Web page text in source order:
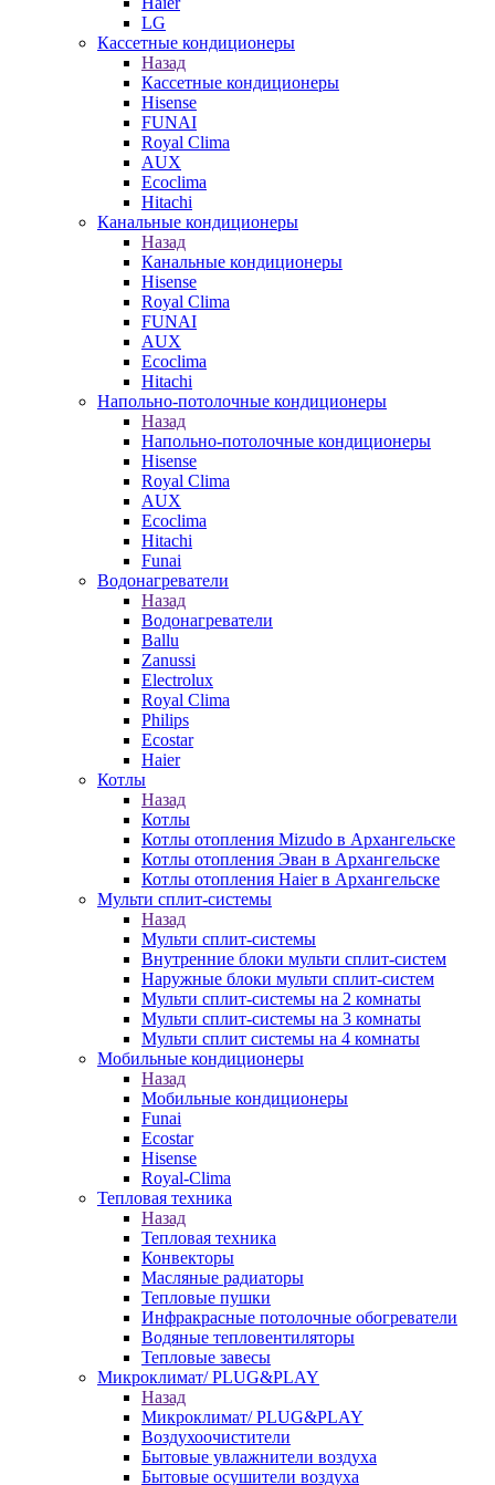
LG
Кассетные кондиционеры
Назад
Кассетные кондиционеры
Hisense
FUNAI
Royal Clima
AUX
Ecoclima
Hitachi
Канальные кондиционеры
Назад
Канальные кондиционеры
Hisense
Royal Clima
FUNAI
AUX
Ecoclima
Hitachi
Напольно-потолочные кондиционеры
Назад
Напольно-потолочные кондиционеры
Hisense
Royal Clima
AUX
Ecoclima
Hitachi
Funai
Водонагреватели
Назад
Водонагреватели
Ballu
Zanussi
Electrolux
Royal Clima
Philips
Ecostar
Haier
Котлы
Назад
Котлы
Котлы отопления Mizudo в Архангельске
Котлы отопления Эван в Архангельске
Котлы отопления Haier в Архангельске
Мульти сплит-системы
Назад
Мульти сплит-системы
Внутренние блоки мульти сплит-систем
Наружные блоки мульти сплит-систем
Мульти сплит-системы на 2 комнаты
Мульти сплит-системы на 3 комнаты
Мульти сплит системы на 4 комнаты
Мобильные кондиционеры
Назад
Мобильные кондиционеры
Funai
Ecostar
Hisense
Royal-Clima
Тепловая техника
Назад
Тепловая техника
Конвекторы
Масляные радиаторы
Тепловые пушки
Инфракрасные потолочные обогреватели
Водяные тепловентиляторы
Тепловые завесы
Микроклимат/ PLUG&PLAY
Назад
Микроклимат/ PLUG&PLAY
Воздухоочистители
Бытовые увлажнители воздуха
Бытовые осушители воздуха